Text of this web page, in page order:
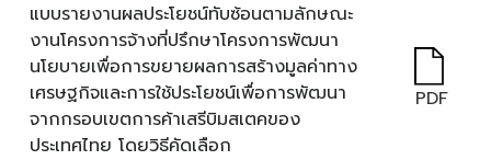
แบบรายงานผลประโยชน์ทับซ้อนตามลักษณะ
งานโครงการจ้างที่ปรึกษาโครงการพัฒนา
นโยบายเพื่อการขยายผลการสร้างมูลค่าทาง
เศรษฐกิจและการใช้ประโยชน์เพื่อการพัฒนา
จากกรอบเขตการค้าเสรีบิมสเตคของ
ประเทศไทย โดยวิธีคัดเลือก
PDF